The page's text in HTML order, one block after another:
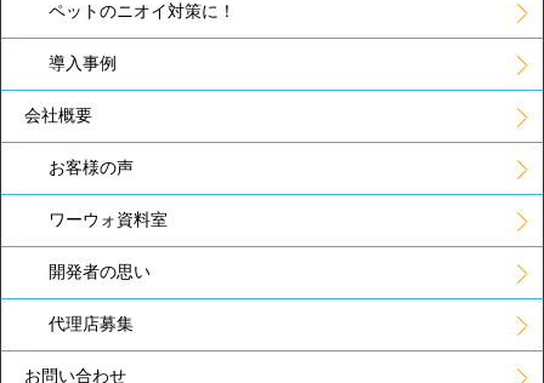
ペットのニオイ対策に！
導入事例
会社概要
お客様の声
ワーウォ資料室
開発者の思い
代理店募集
お問い合わせ